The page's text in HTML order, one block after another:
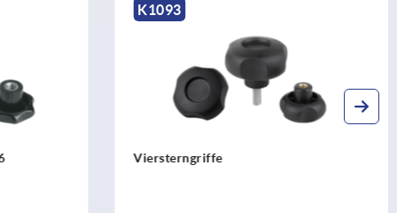
K0280
Spanngriffe hoch